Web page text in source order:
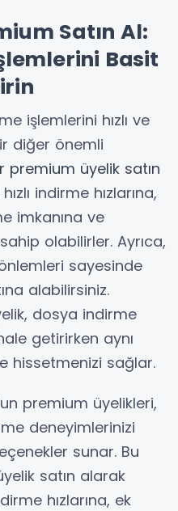
Satın Al:
Basit
işlemlerini hızlı ve
diğer önemli
premium üyelik satın
indirme hızlarına,
imkanına ve
olabilirler. Ayrıca,
sayesinde
alabilirsiniz.
dosya indirme
getirirken aynı
hissetmenizi sağlar.
premium üyelikleri,
deneyimlerinizi
sunar. Bu
satın alarak
hızlarına, ek